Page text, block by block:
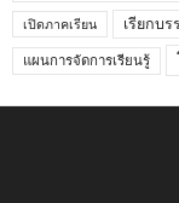
เปิดภาคเรียน เรียกบ
แผนการจัดการเรียนรู้